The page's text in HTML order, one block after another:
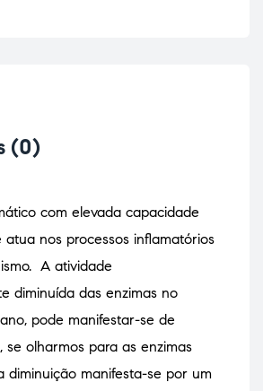
(0)
com elevada capacidade
atua nos processos inflamatórios
A atividade
diminuída das enzimas no
pode manifestar-se de
se olharmos para as enzimas
diminuição manifesta-se por um